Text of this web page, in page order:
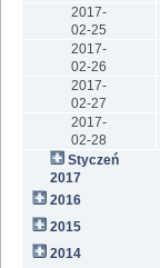
2017-
02-25
2017-
02-26
2017-
02-27
2017-
02-28
Styczeń
2017
2016
2015
2014